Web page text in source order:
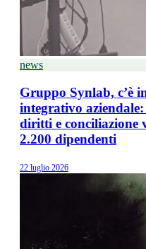
news
Gruppo Synlab, c’è
integrativo
diritti e conciliazione
2.200 dipendenti
22 luglio 2026